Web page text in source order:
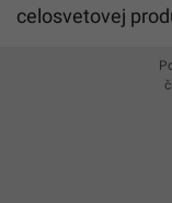
celosvetovej